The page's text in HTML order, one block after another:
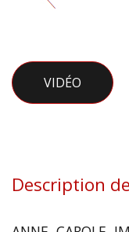
VIDÉO
Description